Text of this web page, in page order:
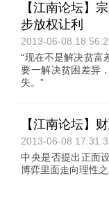
【江南论坛】
步放权让利
2013-06-08
“现在不是解决贫富
要一解决贫困差异
失。”
【江南论坛】
2013-06-08
中央是否提出正面
博弈里面走向理性